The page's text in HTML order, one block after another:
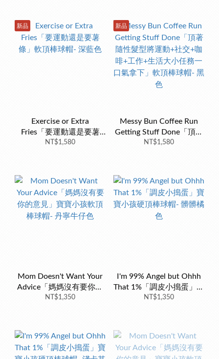
新品
Exercise or Extra
Fries「要運動還是要薯
條」軟頂棒球帽- 深藍色
NT$1,580
新品
Messy Bun Coffee Run
Getting Stuff Done「頂著
隨性髮型將運動+社交+咖
NT$1,580
Mom Doesn't Want Your
Advice「媽媽沒有要你的
意見」寶寶小孩軟頂棒球
NT$1,350
I'm 99% Angel but Ohhh
That 1%「調皮小搗蛋」寶
寶小孩硬頂棒球帽- 髒髒橘
NT$1,350